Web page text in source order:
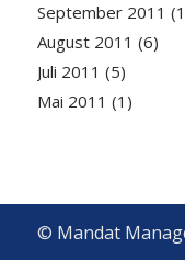
September 2011
August 2011 (6)
Juli 2011 (5)
Mai 2011 (1)
© Mandat